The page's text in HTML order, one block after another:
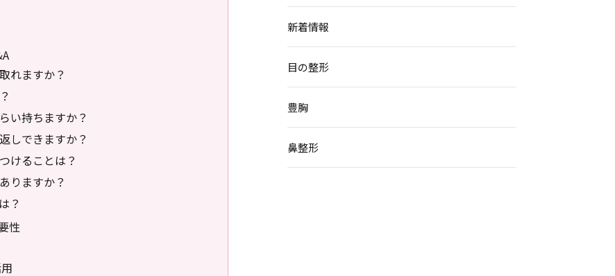
れますか？
い持ちますか？
しできますか？
けることは？
りますか？
？
性
新着情報
目の整形
豊胸
鼻整形